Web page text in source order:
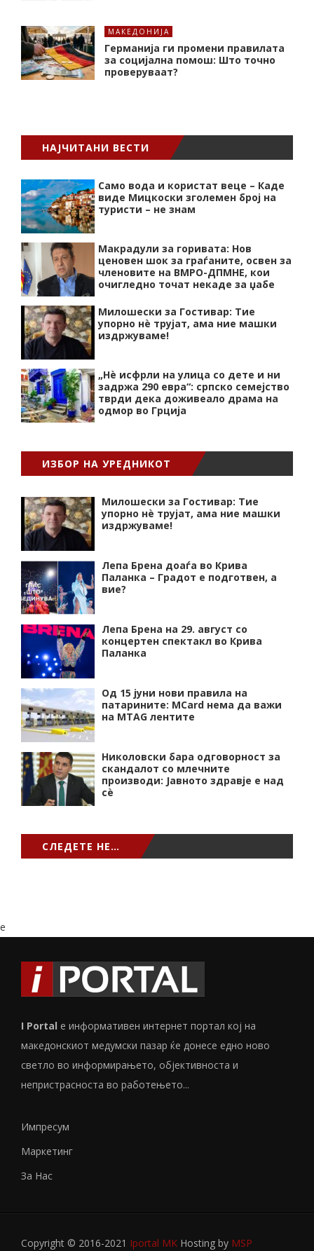
МАКЕДОНИЈА
Германија ги промени правилата
за социјална помош: Што точно
проверуваат?
НАЈЧИТАНИ ВЕСТИ
Само вода и користат веце – Каде
виде Мицкоски зголемен број на
туристи – не знам
Макрадули за горивата: Нов
ценовен шок за граѓаните, освен за
членовите на ВМРО-ДПМНЕ, кои
очигледно точат некаде за џабе
Милошески за Гостивар: Тие
упорно нѐ трујат, ама ние машки
издржуваме!
„Нѐ исфрли на улица со дете и ни
задржа 290 евра“: српско семејство
тврди дека доживеало драма на
одмор во Грција
ИЗБОР НА УРЕДНИКОТ
Милошески за Гостивар: Тие
упорно нѐ трујат, ама ние машки
издржуваме!
Лепа Брена доаѓа во Крива
Паланка – Градот е подготвен, а
вие?
Лепа Брена на 29. август со
концертен спектакл во Крива
Паланка
Од 15 јуни нови правила на
патарините: MCard нема да важи
на MTAG лентите
Николовски бара одговорност за
скандалот со млечните
производи: Јавното здравје е над
сѐ
СЛЕДЕТЕ НЕ…
e
I Portal е информативен интернет портал кој на
македонскиот медумски пазар ќе донесе едно ново
светло во информирањето, објективноста и
непристрасноста во работењето...
Импресум
Маркетинг
За Нас
Copyright © 2016-2021 Iportal MK Hosting by MSP